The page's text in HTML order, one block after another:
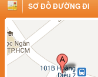
SƠ ĐỒ ĐƯỜNG ĐI